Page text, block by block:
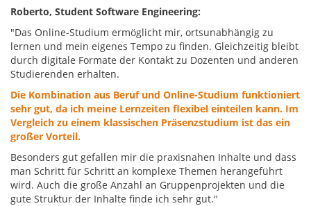
Roberto, Student Software Engineering:
"Das Online-Studium ermöglicht mir, ortsunabhängig zu
lernen und mein eigenes Tempo zu finden. Gleichzeitig bleibt
durch digitale Formate der Kontakt zu Dozenten und anderen
Studierenden erhalten.
Die Kombination aus Beruf und Online-Studium funktioniert
sehr gut, da ich meine Lernzeiten flexibel einteilen kann. Im
Vergleich zu einem klassischen Präsenzstudium ist das ein
großer Vorteil.
Besonders gut gefallen mir die praxisnahen Inhalte und dass
man Schritt für Schritt an komplexe Themen herangeführt
wird. Auch die große Anzahl an Gruppenprojekten und die
gute Struktur der Inhalte finde ich sehr gut."